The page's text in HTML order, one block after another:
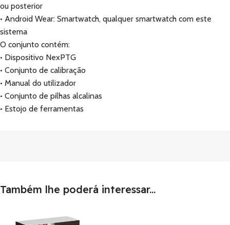
ou posterior
• Android Wear: Smartwatch, qualquer smartwatch com este
sistema
O conjunto contém:
• Dispositivo NexPTG
• Conjunto de calibração
• Manual do utilizador
• Conjunto de pilhas alcalinas
• Estojo de ferramentas
Também lhe poderá interessar...